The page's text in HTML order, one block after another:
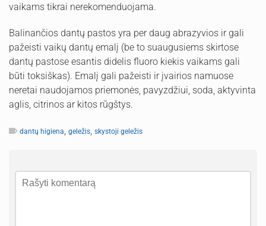
vaikams tikrai nerekomenduojama.
Balinančios dantų pastos yra per daug abrazyvios ir gali
pažeisti vaikų dantų emalį (be to suaugusiems skirtose
dantų pastose esantis didelis fluoro kiekis vaikams gali
būti toksiškas). Emalį gali pažeisti ir įvairios namuose
neretai naudojamos priemonės, pavyzdžiui, soda, aktyvinta
aglis, citrinos ar kitos rūgštys.
dantų higiena geležis skystoji geležis